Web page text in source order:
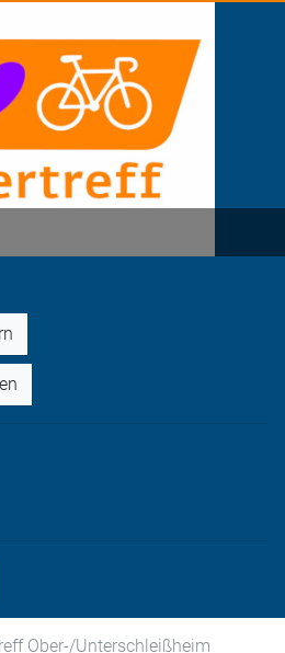
Ober-/Unterschleißheim